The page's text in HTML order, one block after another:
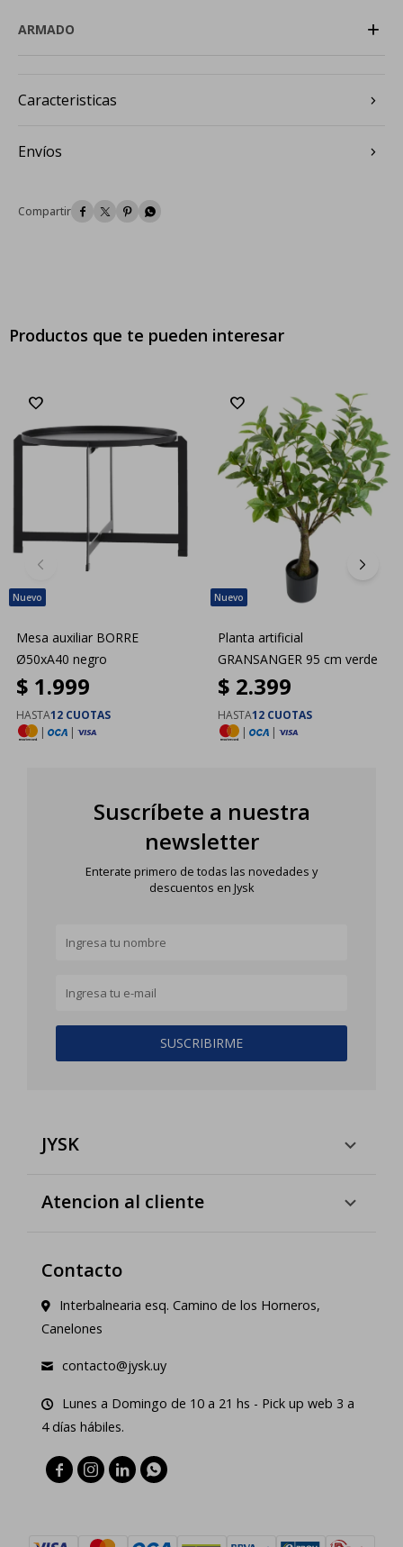
ARMADO +
Caracteristicas
Envíos
   
Productos que te pueden interesar
Mesa auxiliar BORRE
Ø50xA40 negro
$ 1.999
HASTA12 CUOTAS
|
|
Planta artificial
GRANSANGER 95 cm verde
$ 2.399
HASTA12 CUOTAS
|
|
Suscríbete a nuestra
newsletter
Enterate primero de todas las novedades y
descuentos en Jysk
SUSCRIBIRME
JYSK
Atencion al cliente
Contacto
Interbalnearia esq. Camino de los Horneros,
Canelones
contacto@jysk.uy
Lunes a Domingo de 10 a 21 hs - Pick up web 3 a
4 días hábiles.
   